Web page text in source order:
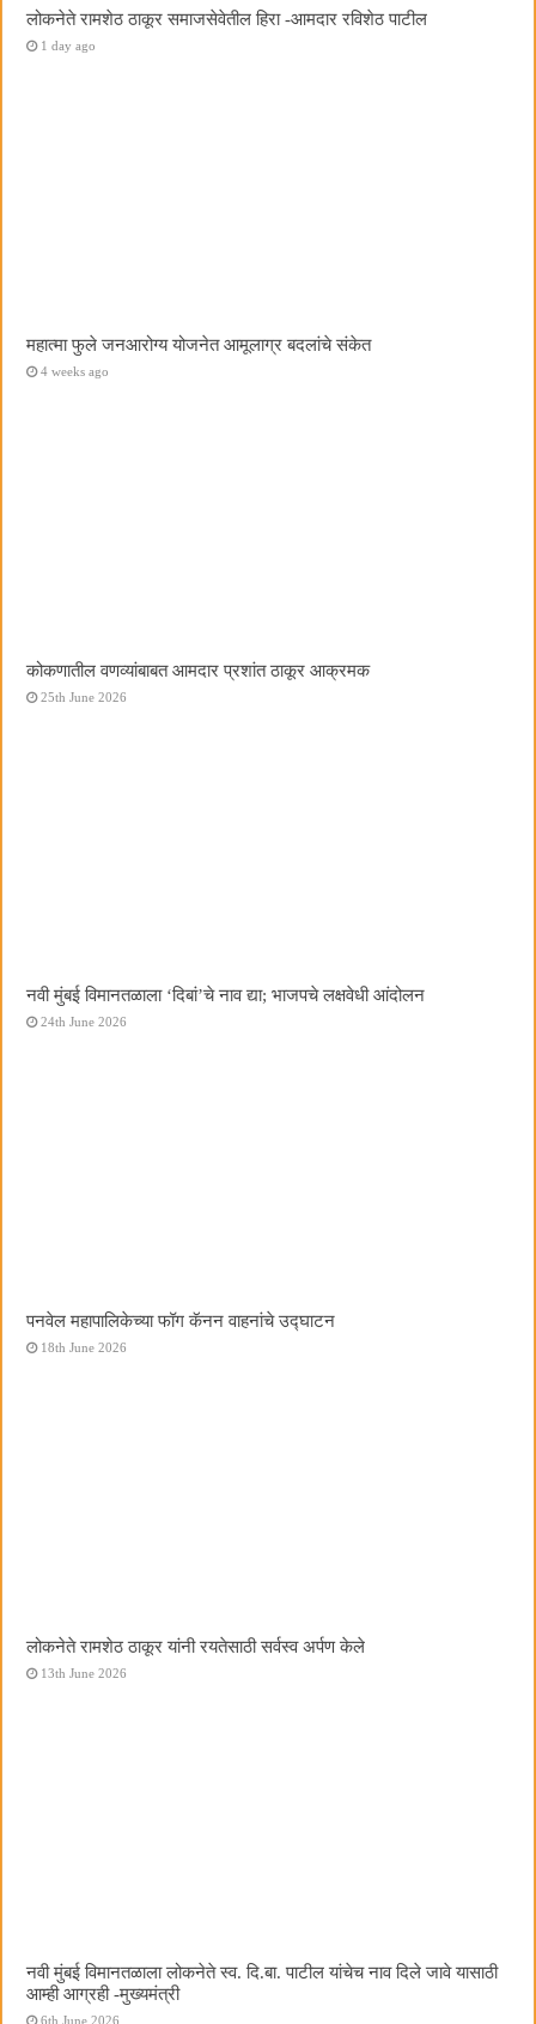
लोकनेते रामशेठ ठाकूर समाजसेवेतील हिरा -आमदार रविशेठ पाटील
1 day ago
महात्मा फुले जनआरोग्य योजनेत आमूलाग्र बदलांचे संकेत
4 weeks ago
कोकणातील वणव्यांबाबत आमदार प्रशांत ठाकूर आक्रमक
25th June 2026
नवी मुंबई विमानतळाला ‌‘दिबां‌’चे नाव द्या; भाजपचे लक्षवेधी आंदोलन
24th June 2026
पनवेल महापालिकेच्या फॉग कॅनन वाहनांचे उद्घाटन
18th June 2026
लोकनेते रामशेठ ठाकूर यांनी रयतेसाठी सर्वस्व अर्पण केले
13th June 2026
नवी मुंबई विमानतळाला लोकनेते स्व. दि.बा. पाटील यांचेच नाव दिले जावे यासाठी
आम्ही आग्रही -मुख्यमंत्री
6th June 2026